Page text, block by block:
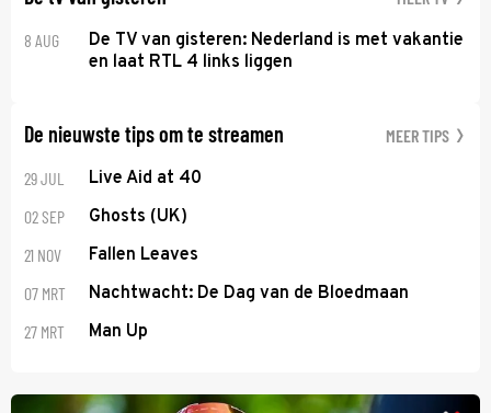
8 AUG
De TV van gisteren: Nederland is met vakantie
en laat RTL 4 links liggen
De nieuwste tips om te streamen MEER TIPS
29 JUL Live Aid at 40
02 SEP Ghosts (UK)
21 NOV Fallen Leaves
07 MRT Nachtwacht: De Dag van de Bloedmaan
27 MRT Man Up